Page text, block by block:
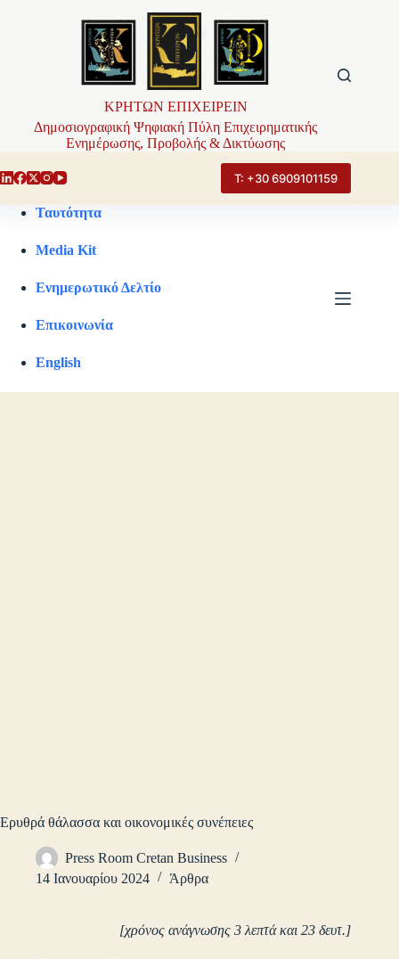
ΚΡΗΤΩΝ ΕΠΙΧΕΙΡΕΙΝ
Δημοσιογραφική Ψηφιακή Πύλη Επιχειρηματικής
Ενημέρωσης, Προβολής & Δικτύωσης
Τ: +30 6909101159
Ταυτότητα
Media Kit
Ενημερωτικό Δελτίο
Επικοινωνία
English
Ερυθρά θάλασσα και οικονομικές συνέπειες
Press Room Cretan Business
14 Ιανουαρίου 2024
Άρθρα
[χρόνος ανάγνωσης 3 λεπτά και 23 δευτ.]